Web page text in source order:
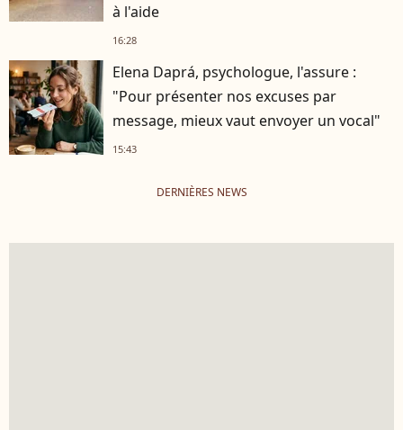
à l'aide
16:28
Elena Daprá, psychologue, l'assure :
"Pour présenter nos excuses par
message, mieux vaut envoyer un vocal"
15:43
DERNIÈRES NEWS